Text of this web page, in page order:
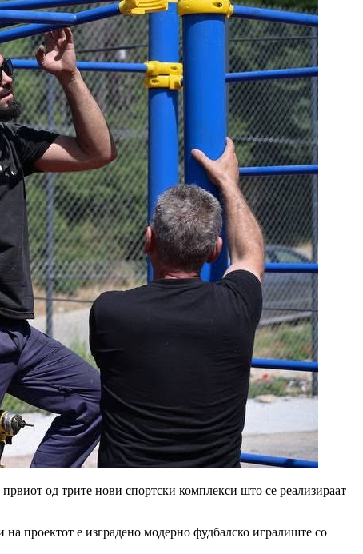
од трите нови спортски комплекси што се реализираат
проектот е изградено модерно фудбалско игралиште со